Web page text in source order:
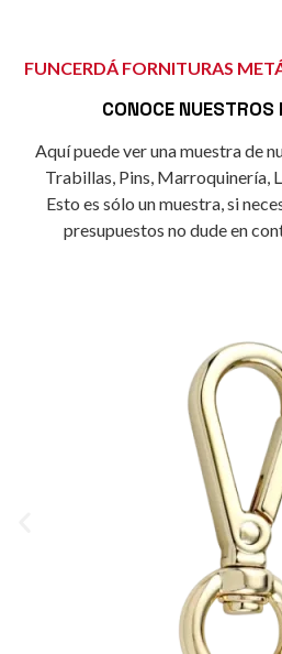
FUNCERDÁ FORNITURAS
CONOCE
Aquí puede ver una muestra de
Trabillas, Pins, Marroquinería,
Esto es sólo un muestra, si
presupuestos no dude en